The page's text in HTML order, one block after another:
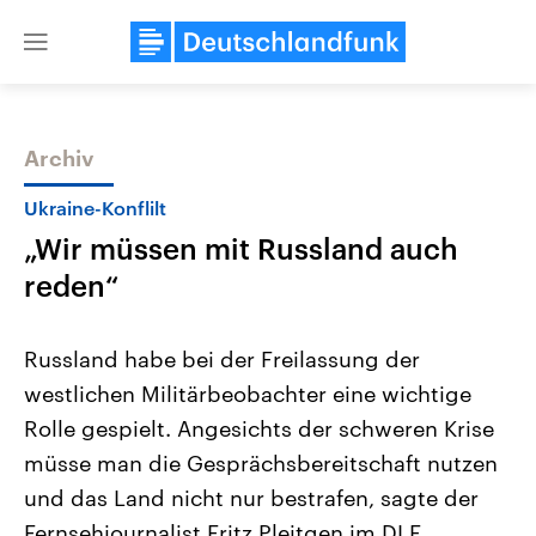
Close
Themen
Landtagswahl Sachsen-Anhalt
2026
Alle Informationen
Sachsen-Anhalt wählt am 6.
September 2026 einen neuen
Landtag. Seit 2021 wird das
Bundesland von einer Koalition aus
Aktuelle Beiträge,
Hintergründe
Wirtschaftlich und
gehören die Vereinigten
den mächtigsten Ländern
mit großem Einfluss auf
Archiv
Ukraine-Konflilt
„Wir müssen mit Russland auch
reden“
Russland habe bei der Freilassung der
westlichen Militärbeobachter eine wichtige
Rolle gespielt. Angesichts der schweren Krise
müsse man die Gesprächsbereitschaft nutzen
und das Land nicht nur bestrafen, sagte der